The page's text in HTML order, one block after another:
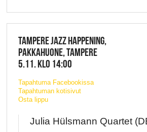
TAMPERE JAZZ HAPPENING,
PAKKAHUONE, TAMPERE
5.11. KLO 14:00
Tapahtuma Facebookissa
Tapahtuman kotisivut
Osta lippu
Julia Hülsmann Quartet